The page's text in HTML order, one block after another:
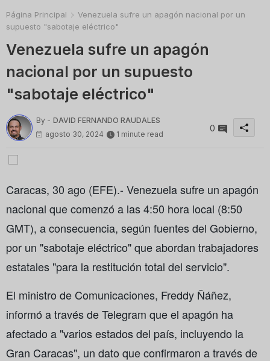
Página Principal
Venezuela sufre un apagón nacional por un
supuesto "sabotaje eléctrico"
Venezuela sufre un apagón
nacional por un supuesto
"sabotaje eléctrico"
By - DAVID FERNANDO RAUDALES
agosto 30, 2024
1 minute read
0
Caracas, 30 ago (EFE).- Venezuela sufre un apagón
nacional que comenzó a las 4:50 hora local (8:50
GMT), a consecuencia, según fuentes del Gobierno,
por un "sabotaje eléctrico" que abordan trabajadores
estatales "para la restitución total del servicio".
El ministro de Comunicaciones, Freddy Ñáñez,
informó a través de Telegram que el apagón ha
afectado a "varios estados del país, incluyendo la
Gran Caracas", un dato que confirmaron a través de